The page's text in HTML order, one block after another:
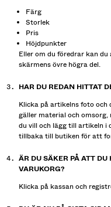
Färg
Storlek
Pris
Höjdpunkter
Eller om du föredrar kan
skärmens övre högra del.
HAR DU REDAN HITTAT
Klicka på artikelns foto och
gäller material och omsorg,
du vill och lägg till artikeln i
tillbaka till butiken för att
ÄR DU SÄKER PÅ ATT
VARUKORG?
Klicka på kassan och